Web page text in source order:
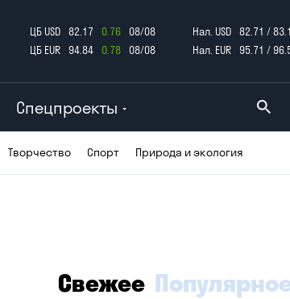
ЦБ USD 82.17 0.76
08/08
ЦБ EUR
94.84 0.78 08/08
Нал. USD 82.71 /
Нал. EUR
95.71 /
Спецпроекты
Творчество Спорт Природа и экология
Свежее